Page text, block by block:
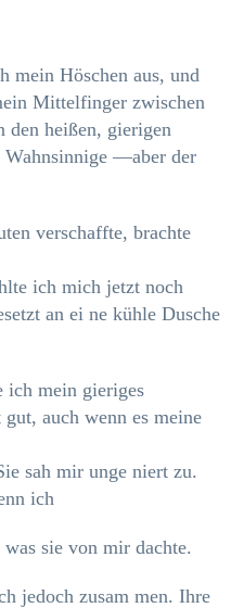
mein Höschen aus, und
Mittel­finger zwischen
den heißen, gierigen
Wahnsinnige —aber der
verschaffte, brachte
ich mich jetzt noch
an ei­ ne kühle Dusche
ich mein gieriges
auch wenn es meine
sah mir unge­ niert zu.
ich
sie von mir dachte.
jedoch zusam­ men. Ihre